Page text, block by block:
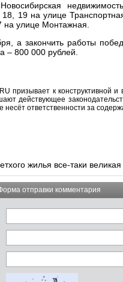
19 на улице
улице Монтажная.
а закончить работы
– 800 000 рублей.
призывает к конструктивной
действующее
несёт ответственности за
жилья все-таки
отправки комментария